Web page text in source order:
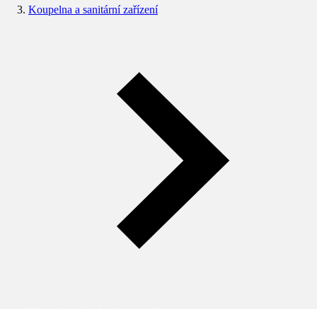
Koupelna a sanitární zařízení